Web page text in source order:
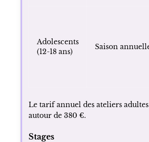
Adolescents
(12-18 ans)
Saison
Le tarif annuel des ateliers
autour de 380 €.
Stages